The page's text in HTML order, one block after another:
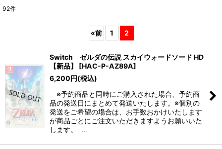
絞り込む
92件
«前 1 2
Switch ゼルダの伝説 スカイウォードソード HD
【新品】
[HAC-P-AZ89A]
6,200円(税込)
※予約商品と同時にご購入された場合、予約商
品の発送日にまとめて発送いたします。※個別の
発送をご希望の場合は、お手数おかけいたします
が商品ごとにご注文いただきますようお願いいた
します。 …